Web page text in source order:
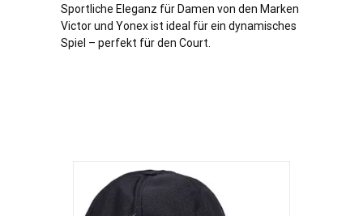
Sportliche Eleganz für Damen von den Marken
Victor und Yonex ist ideal für ein dynamisches
Spiel – perfekt für den Court.